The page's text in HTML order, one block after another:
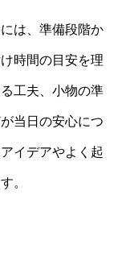
は、準備段階か
時間の目安を理
工夫、小物の準
当日の安心につ
イデアやよく起
。